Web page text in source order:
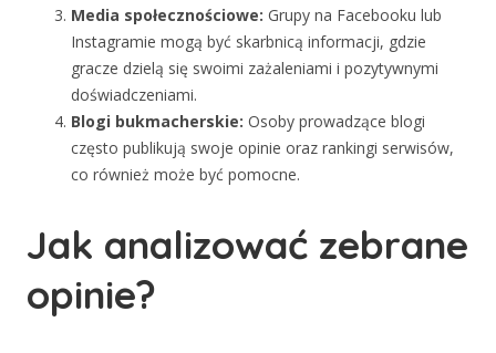
Media społecznościowe: Grupy na Facebooku lub
Instagramie mogą być skarbnicą informacji, gdzie
gracze dzielą się swoimi zażaleniami i pozytywnymi
doświadczeniami.
Blogi bukmacherskie: Osoby prowadzące blogi
często publikują swoje opinie oraz rankingi serwisów,
co również może być pomocne.
Jak analizować zebrane
opinie?